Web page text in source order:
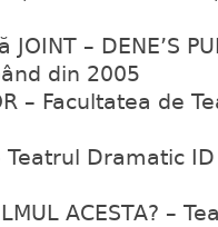
– DENE’S
din 2005
– Facultatea de
Teatrul Dramatic
ACESTA? –